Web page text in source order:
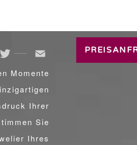
Twitter
Momente
Ihrer
Sie
Ihres